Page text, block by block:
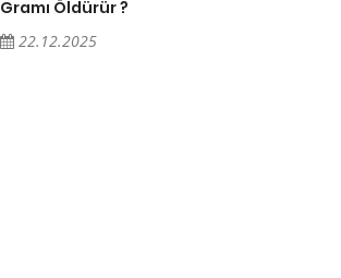
Gramı Öldürür ?
22.12.2025